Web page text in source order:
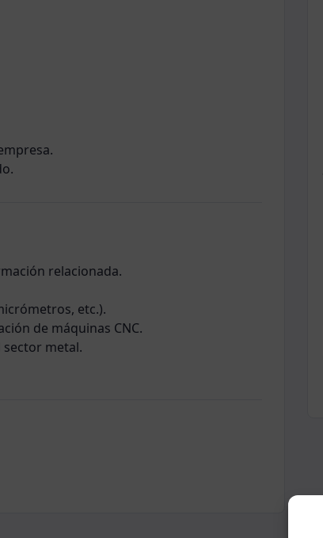
relacionada.
etc.).
de máquinas CNC.
sector metal.